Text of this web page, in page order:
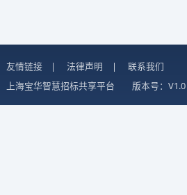
友情链接 | 法律声明 |
联系我们
上海宝华智慧招标共享平台
版本号：V1.0